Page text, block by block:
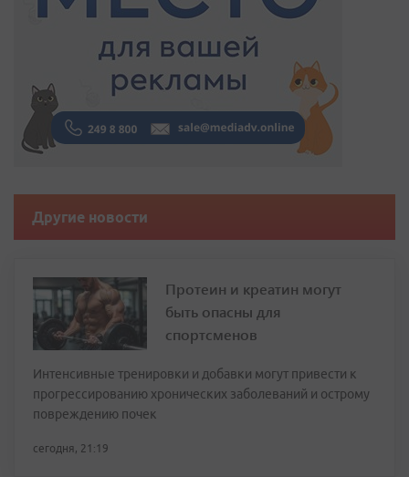
Другие новости
Протеин и креатин могут
быть опасны для
спортсменов
Интенсивные тренировки и добавки могут привести к
прогрессированию хронических заболеваний и острому
повреждению почек
сегодня, 21:19